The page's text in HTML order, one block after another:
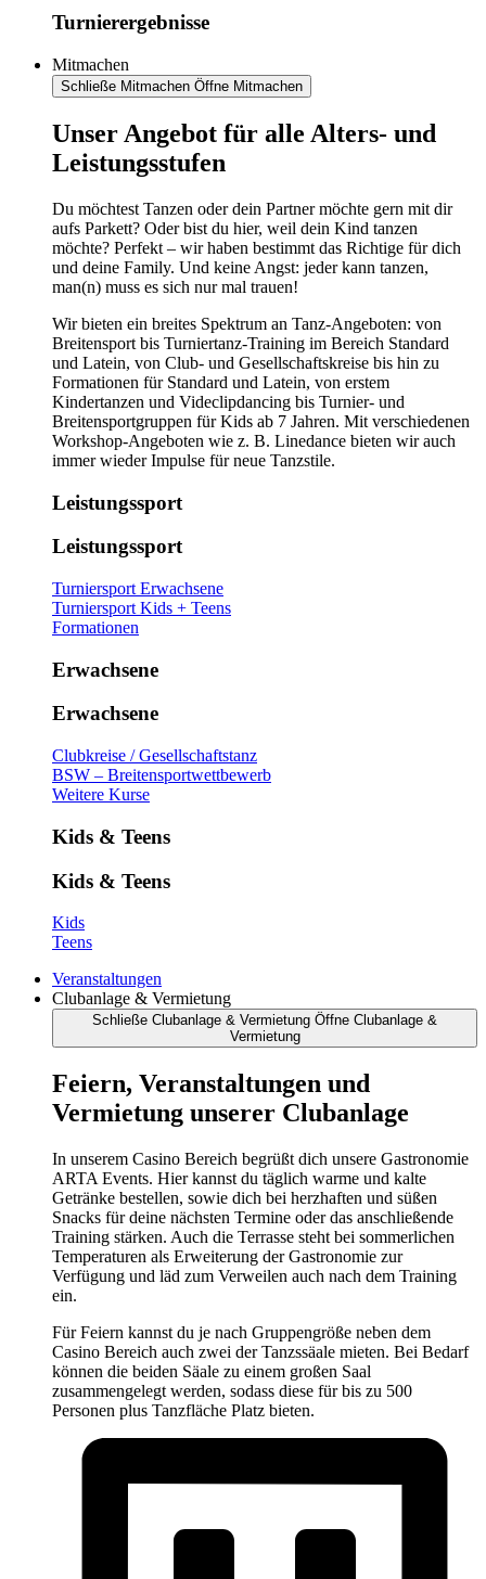
Turnierergebnisse
Mitmachen
Schließe Mitmachen Öffne Mitmachen
​​​Unser Angebot für alle Alters- und
Leistungsstufen
Du möchtest Tanzen oder dein Partner möchte gern mit dir
aufs Parkett? Oder bist du hier, weil dein Kind tanzen
möchte? Perfekt – wir haben bestimmt das Richtige für dich
und deine Family. Und keine Angst: jeder kann tanzen,
man(n) muss es sich nur mal trauen!
Wir bieten ein breites Spektrum an Tanz-Angeboten: von
Breitensport bis Turniertanz-Training im Bereich Standard
und Latein, von Club- und Gesellschaftskreise bis hin zu
Formationen für Standard und Latein, von erstem
Kindertanzen und Videclipdancing bis Turnier- und
Breitensportgruppen für Kids ab 7 Jahren. Mit verschiedenen
Workshop-Angeboten wie z. B. Linedance bieten wir auch
immer wieder Impulse für neue Tanzstile.
Leistungssport
Leistungssport
Turniersport Erwachsene
Turniersport Kids + Teens
Formationen
Erwachsene
Erwachsene
Clubkreise / Gesellschaftstanz
BSW – Breitensportwettbewerb
Weitere Kurse
Kids & Teens
Kids & Teens
Kids
Teens
Veranstaltungen
Clubanlage & Vermietung
Schließe Clubanlage & Vermietung Öffne Clubanlage &
Vermietung
Feiern, Veranstaltungen und
Vermietung unserer Clubanlage
In unserem Casino Bereich begrüßt dich unsere Gastronomie
ARTA Events. Hier kannst du täglich warme und kalte
Getränke bestellen, sowie dich bei herzhaften und süßen
Snacks für deine nächsten Termine oder das anschließende
Training stärken. Auch die Terrasse steht bei sommerlichen
Temperaturen als Erweiterung der Gastronomie zur
Verfügung und läd zum Verweilen auch nach dem Training
ein.
Für Feiern kannst du je nach Gruppengröße neben dem
Casino Bereich auch zwei der Tanzssäale mieten. Bei Bedarf
können die beiden Säale zu einem großen Saal
zusammengelegt werden, sodass diese für bis zu 500
Personen plus Tanzfläche Platz bieten.